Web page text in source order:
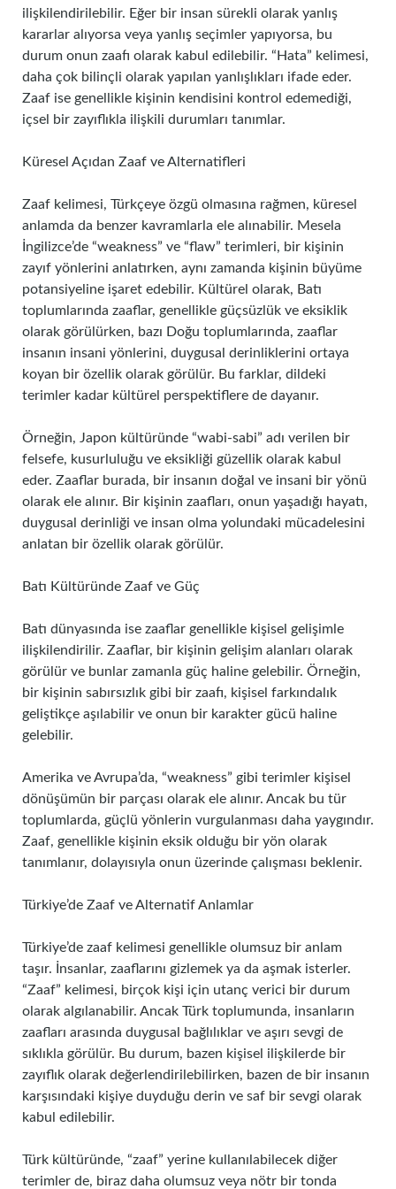
ilişkilendirilebilir. Eğer bir insan sürekli olarak yanlış
kararlar alıyorsa veya yanlış seçimler yapıyorsa, bu
durum onun zaafı olarak kabul edilebilir. “Hata” kelimesi,
daha çok bilinçli olarak yapılan yanlışlıkları ifade eder.
Zaaf ise genellikle kişinin kendisini kontrol edemediği,
içsel bir zayıflıkla ilişkili durumları tanımlar.
Küresel Açıdan Zaaf ve Alternatifleri
Zaaf kelimesi, Türkçeye özgü olmasına rağmen, küresel
anlamda da benzer kavramlarla ele alınabilir. Mesela
İngilizce’de “weakness” ve “flaw” terimleri, bir kişinin
zayıf yönlerini anlatırken, aynı zamanda kişinin büyüme
potansiyeline işaret edebilir. Kültürel olarak, Batı
toplumlarında zaaflar, genellikle güçsüzlük ve eksiklik
olarak görülürken, bazı Doğu toplumlarında, zaaflar
insanın insani yönlerini, duygusal derinliklerini ortaya
koyan bir özellik olarak görülür. Bu farklar, dildeki
terimler kadar kültürel perspektiflere de dayanır.
Örneğin, Japon kültüründe “wabi-sabi” adı verilen bir
felsefe, kusurluluğu ve eksikliği güzellik olarak kabul
eder. Zaaflar burada, bir insanın doğal ve insani bir yönü
olarak ele alınır. Bir kişinin zaafları, onun yaşadığı hayatı,
duygusal derinliği ve insan olma yolundaki mücadelesini
anlatan bir özellik olarak görülür.
Batı Kültüründe Zaaf ve Güç
Batı dünyasında ise zaaflar genellikle kişisel gelişimle
ilişkilendirilir. Zaaflar, bir kişinin gelişim alanları olarak
görülür ve bunlar zamanla güç haline gelebilir. Örneğin,
bir kişinin sabırsızlık gibi bir zaafı, kişisel farkındalık
geliştikçe aşılabilir ve onun bir karakter gücü haline
gelebilir.
Amerika ve Avrupa’da, “weakness” gibi terimler kişisel
dönüşümün bir parçası olarak ele alınır. Ancak bu tür
toplumlarda, güçlü yönlerin vurgulanması daha yaygındır.
Zaaf, genellikle kişinin eksik olduğu bir yön olarak
tanımlanır, dolayısıyla onun üzerinde çalışması beklenir.
Türkiye’de Zaaf ve Alternatif Anlamlar
Türkiye’de zaaf kelimesi genellikle olumsuz bir anlam
taşır. İnsanlar, zaaflarını gizlemek ya da aşmak isterler.
“Zaaf” kelimesi, birçok kişi için utanç verici bir durum
olarak algılanabilir. Ancak Türk toplumunda, insanların
zaafları arasında duygusal bağlılıklar ve aşırı sevgi de
sıklıkla görülür. Bu durum, bazen kişisel ilişkilerde bir
zayıflık olarak değerlendirilebilirken, bazen de bir insanın
karşısındaki kişiye duyduğu derin ve saf bir sevgi olarak
kabul edilebilir.
Türk kültüründe, “zaaf” yerine kullanılabilecek diğer
terimler de, biraz daha olumsuz veya nötr bir tonda